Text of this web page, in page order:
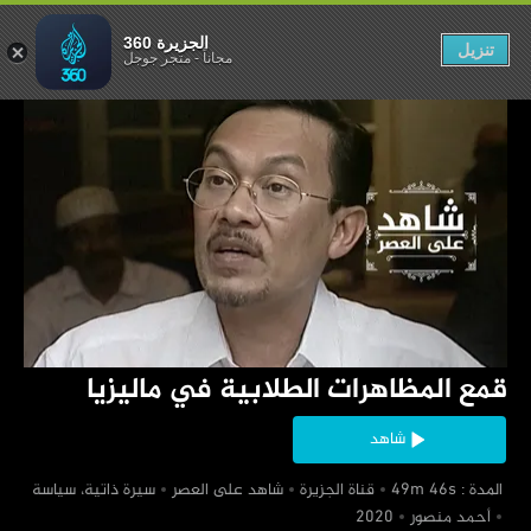
‏قمع المظاهرات الطلابية في ماليزيا
شاهد
‏ المدة : 49m 46s
‏قناة الجزيرة ‏شاهد على العصر
‏سيرة ذاتية، سياسة
‏أحمد منصور
في ماليزيا
الجزيرة 360
مجاناً-متجر جوجل تنزيل